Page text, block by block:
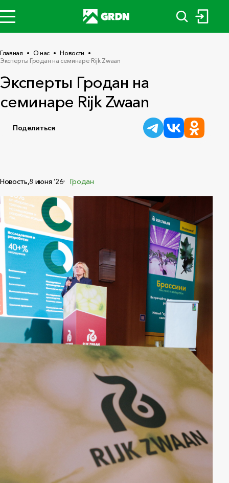
Главная О нас
Новости
Эксперты Гродан на семинаре Rijk Zwaan
Эксперты Гродан на
семинаре Rijk Zwaan
Поделиться
Новость,8 июня ‘26 Гродан